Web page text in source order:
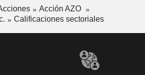
Acción AZO
Calificaciones sectoriales